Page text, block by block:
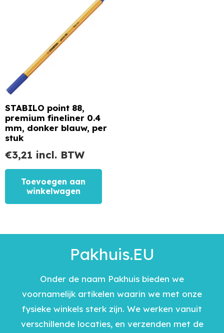
STABILO point 88,
premium fineliner 0.4
mm, donker blauw, per
stuk
€3,21 incl. BTW
Toevoegen aan
winkelwagen
Pakhuis.EU
Onder de naam Pakhuis bieden we
voornamelijk artikelen waarin we met onze
fysieke winkels sterk zijn. We werken vanuit
verschillende locaties, en verzenden met de